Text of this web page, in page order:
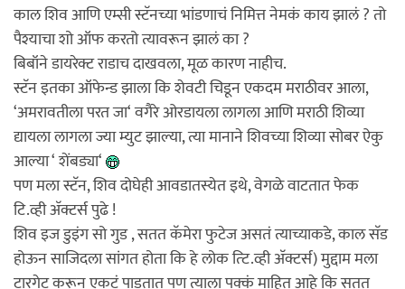
काल शिव आणि एम्सी स्टॅनच्या भांडणाचं निमित्त नेमकं काय झालं ? तो
पैश्याचा शो ऑफ करतो त्यावरून झालं का ?
बिबॉने डायरेक्ट राडाच दाखवला, मूळ कारण नाहीच.
स्टॅन इतका ऑफेन्ड झाला कि शेवटी चिडून एकदम मराठीवर आला,
‘अमरावतीला परत जा‘ वगैरे ओरडायला लागला आणि मराठी शिव्या
द्यायला लागला ज्या म्युट झाल्या, त्या मानाने शिवच्या शिव्या सोबर ऐकु
आल्या ‘ शेंबड्या‘
पण मला स्टॅन, शिव दोघेही आवडातस्येत इथे, वेगळे वाटतात फेक
टि.व्ही अ‍ॅक्टर्स पुढे !
शिव इज डुइंग सो गुड , सतत कॅमेरा फुटेज असतं त्याच्याकडे, काल सॅड
होऊन साजिदला सांगत होता कि हे लोक त्टि.व्ही अ‍ॅक्टर्स) मुद्दाम मला
टारगेट करून एकटं पाडतात पण त्याला पक्कं माहित आहे कि सतत